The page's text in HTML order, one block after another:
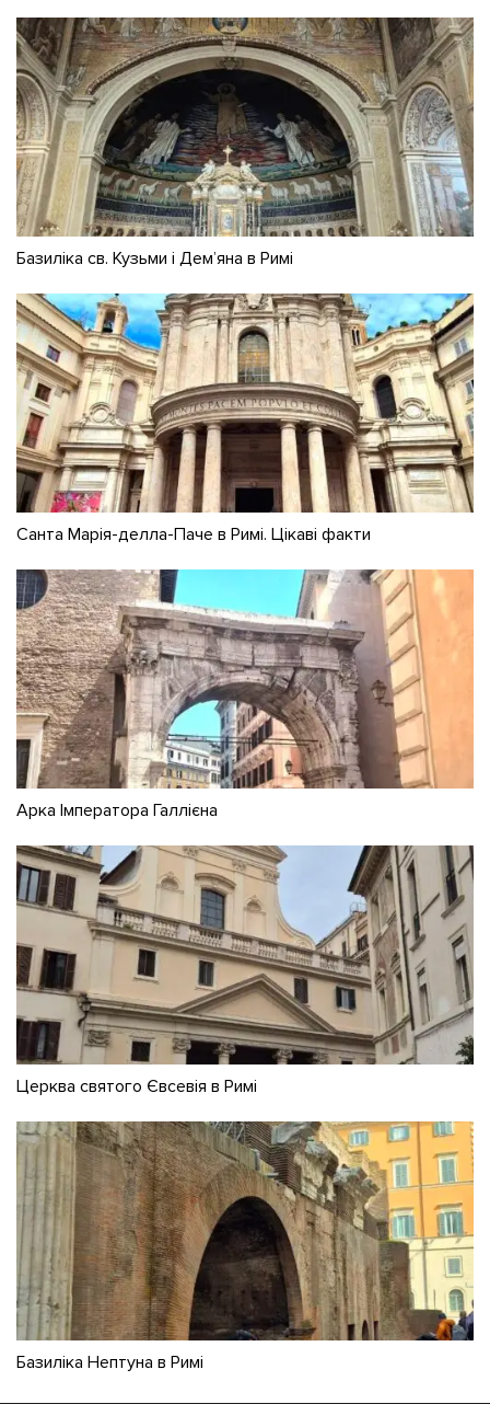
Базиліка св. Кузьми і Дем’яна в Римі
Санта Марія-делла-Паче в Римі. Цікаві факти
Арка Імператора Галлієна
Церква святого Євсевія в Римі
Базиліка Нептуна в Римі